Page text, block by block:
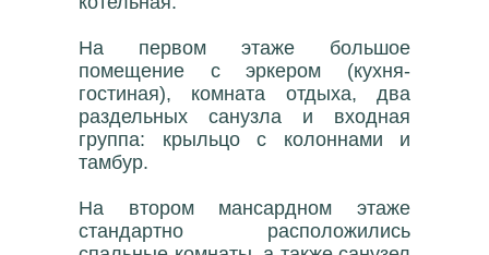
На первом этаже большое
помещение с эркером (кухня-
гостиная), комната отдыха, два
раздельных санузла и входная
группа: крыльцо с колоннами и
тамбур.
На втором мансардном этаже
стандартно расположились